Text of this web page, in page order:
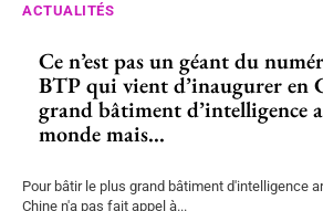
ACTUALITÉS
Ce n’est pas un géant du
BTP qui vient d’inaugurer en
grand bâtiment d’intelligence
monde mais...
Pour bâtir le plus grand bâtiment d'intelligence
Chine n'a pas fait appel à...